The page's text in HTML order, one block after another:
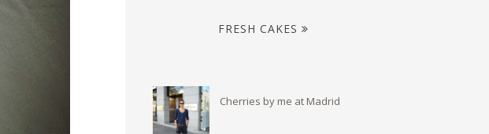
FRESH CAKES
Cherries by me at Madrid